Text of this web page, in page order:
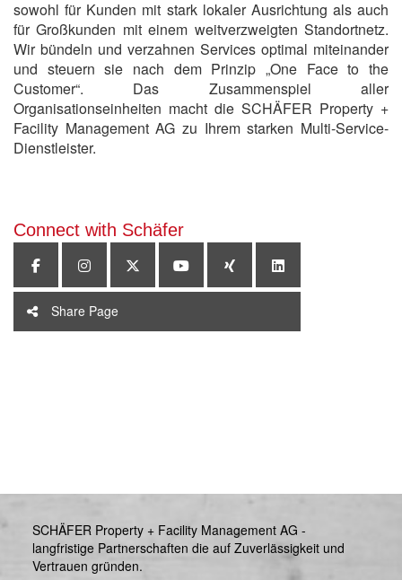
sowohl für Kunden mit stark lokaler Ausrichtung als auch
für Großkunden mit einem weitverzweigten Standortnetz.
Wir bündeln und verzahnen Services optimal miteinander
und steuern sie nach dem Prinzip „One Face to the
Customer“. Das Zusammenspiel aller
Organisationseinheiten macht die SCHÄFER Property +
Facility Management AG zu Ihrem starken Multi-Service-
Dienstleister.
Connect with Schäfer
Share Page
SCHÄFER Property + Facility Management AG -
langfristige Partnerschaften die auf Zuverlässigkeit und
Vertrauen gründen.